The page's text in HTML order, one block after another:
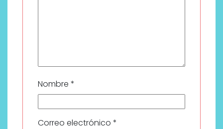
Nombre *
Correo electrónico *